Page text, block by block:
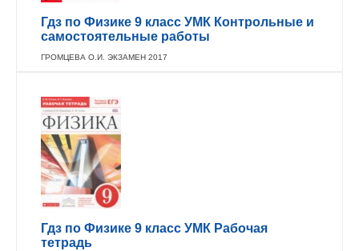
Гдз по Физике 9 класс УМК Контрольные и
самостоятельные работы
ГРОМЦЕВА О.И. ЭКЗАМЕН 2017
Гдз по Физике 9 класс УМК Рабочая
тетрадь